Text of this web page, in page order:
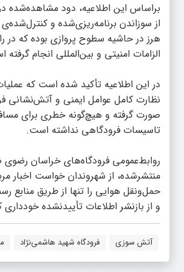
براساس این اطلاعیه، دود مشاهده‌شده
از سوزاندن برنامه‌ریزی‌شده و
هرز در حاشیه سطوح پروازی بوده که در
الزامات امنیتی و بین‌المللی انجام
در این اطلاعیه تأکید شده است که
نظارت کامل عوامل ایمنی و آتش‌نشانی
صورت گرفته و هیچ‌گونه خطری برای
تاسیسات فرودگاهی نداشته است.
روابط‌عمومی فرودگاه‌های خراسان
منتشرشده، از شهروندان خواست اخبار
حمل‌ونقل هوایی را تنها از طریق منابع
و از بازنشر اطلاعات تأییدنشده خودداری
آتش سوزی فرودگاه شهید هاشمی‌نژاد